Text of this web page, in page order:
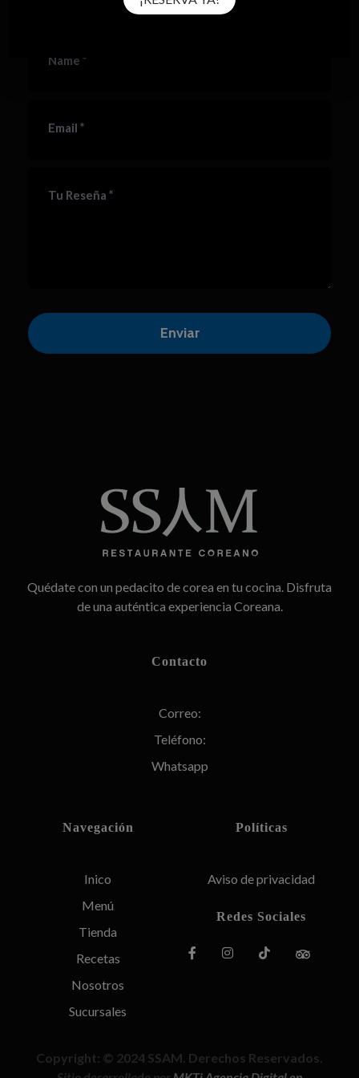
Name *
Email *
Tu Reseña *
Quédate con un pedacito de corea en tu cocina. Disfruta
de una auténtica experiencia Coreana.
Contacto
Correo:
Teléfono:
Whatsapp
Navegación
Inico
Menú
Tienda
Recetas
Nosotros
Sucursales
Políticas
Aviso de privacidad
Redes Sociales
Copyright: © 2024 SSAM. Derechos Reservados